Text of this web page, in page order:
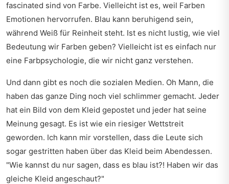
fascinated sind von Farbe. Vielleicht ist es, weil Farben
Emotionen hervorrufen. Blau kann beruhigend sein,
während Weiß für Reinheit steht. Ist es nicht lustig, wie viel
Bedeutung wir Farben geben? Vielleicht ist es einfach nur
eine Farbpsychologie, die wir nicht ganz verstehen.
Und dann gibt es noch die sozialen Medien. Oh Mann, die
haben das ganze Ding noch viel schlimmer gemacht. Jeder
hat ein Bild von dem Kleid gepostet und jeder hat seine
Meinung gesagt. Es ist wie ein riesiger Wettstreit
geworden. Ich kann mir vorstellen, dass die Leute sich
sogar gestritten haben über das Kleid beim Abendessen.
"Wie kannst du nur sagen, dass es blau ist?! Haben wir das
gleiche Kleid angeschaut?"